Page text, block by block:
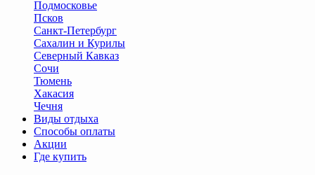
Подмосковье
Псков
Санкт-Петербург
Сахалин и Курилы
Северный Кавказ
Сочи
Тюмень
Хакасия
Чечня
Виды отдыха
Способы оплаты
Акции
Где купить